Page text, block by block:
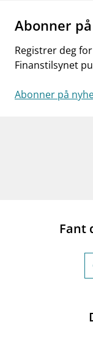
Abonner
Registrer deg
Finanstilsynet
Abonner på
Fant